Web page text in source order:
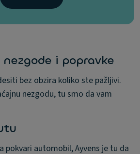
i popravke
bez obzira koliko ste pažljivi.
nezgodu, tu smo da vam
pokvari automobil, Ayvens je tu da